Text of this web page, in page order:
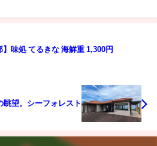
】味処 てるきな 海鮮重 1,300円
眺望。シーフォレスト